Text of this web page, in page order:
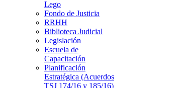
Lego
Fondo de Justicia
RRHH
Biblioteca Judicial
Legislación
Escuela de
Capacitación
Planificación
Estratégica (Acuerdos
TSJ 174/16 y 185/16)